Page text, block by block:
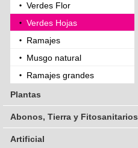
Verdes Flor
Verdes Hojas
Ramajes
Musgo natural
Ramajes grandes
Plantas
Abonos, Tierra y Fitosanitarios
Artificial